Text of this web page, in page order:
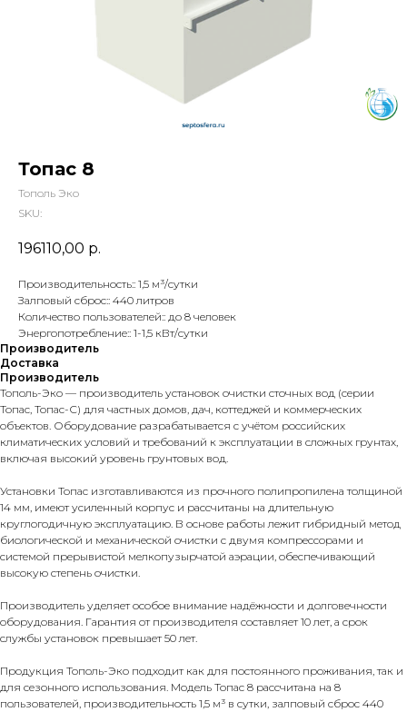
Топас 8
Тополь Эко
SKU:
196110,00 р.
Производительность:: 1,5 м³/сутки
Залповый сброс:: 440 литров
Количество пользователей:: до 8 человек
Энергопотребление:: 1-1,5 кВт/сутки
Производитель
Доставка
Производитель
Тополь-Эко — производитель установок очистки сточных вод (серии
Топас, Топас-С) для частных домов, дач, коттеджей и коммерческих
объектов. Оборудование разрабатывается с учётом российских
климатических условий и требований к эксплуатации в сложных грунтах,
включая высокий уровень грунтовых вод.
Установки Топас изготавливаются из прочного полипропилена толщиной
14 мм, имеют усиленный корпус и рассчитаны на длительную
круглогодичную эксплуатацию. В основе работы лежит гибридный метод
биологической и механической очистки с двумя компрессорами и
системой прерывистой мелкопузырчатой аэрации, обеспечивающий
высокую степень очистки.
Производитель уделяет особое внимание надёжности и долговечности
оборудования. Гарантия от производителя составляет 10 лет, а срок
службы установок превышает 50 лет.
Продукция Тополь-Эко подходит как для постоянного проживания, так и
для сезонного использования. Модель Топас 8 рассчитана на 8
пользователей, производительность 1,5 м³ в сутки, залповый сброс 440